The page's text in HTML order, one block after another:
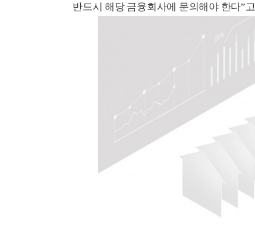
반드시 해당 금융회사에 문의해야 한다”